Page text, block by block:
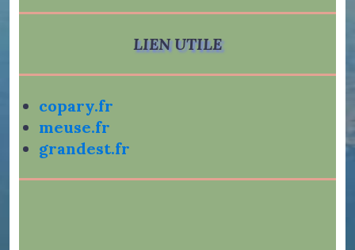
LIEN UTILE
copary.fr
meuse.fr
grandest.fr